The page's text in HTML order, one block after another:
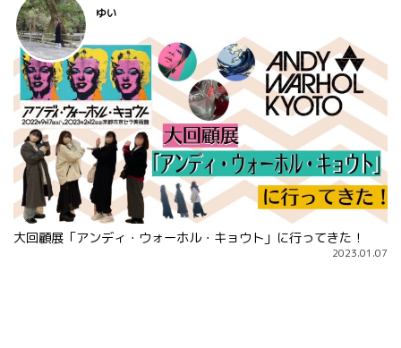
大回顧展「アンディ・ウォーホル・キョウト」に行ってきた！
2023.01.07
ゆい